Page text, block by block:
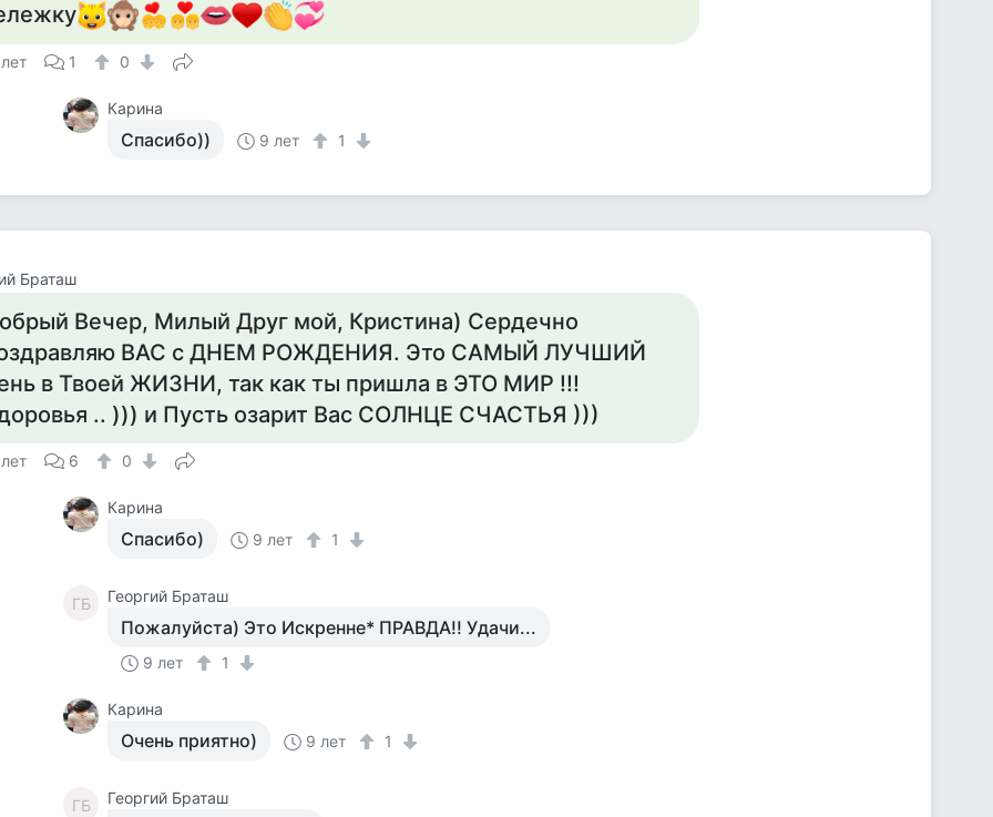
1 0
Карина
Спасибо)) 9 лет 1
Браташ
Вечер, Милый Друг мой, Кристина) Сердечно
ВАС с ДНЕМ РОЖДЕНИЯ. Это САМЫЙ ЛУЧШИЙ
в Твоей ЖИЗНИ, так как ты пришла в ЭТО МИР !!!
.. ))) и Пусть озарит Вас СОЛНЦЕ СЧАСТЬЯ )))
6 0
Карина
Спасибо) 9 лет 1
ГБ Георгий Браташ
Пожалуйста) Это Искренне* ПРАВДА!! Удачи...
9 лет 1
Карина
Очень приятно) 9 лет 1
ГБ Георгий Браташ